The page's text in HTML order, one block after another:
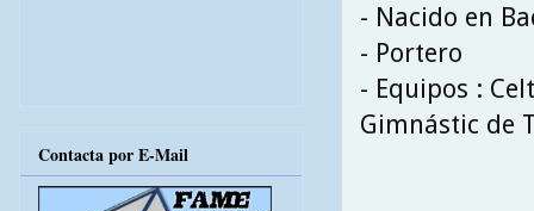
- Nacido en
- Portero
- Equipos :
Gimnástic de
Contacta por E-Mail